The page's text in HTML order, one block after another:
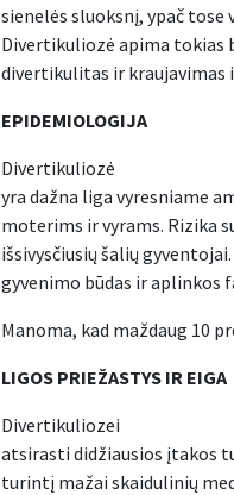
sienelės sluoksnį, ypač tose
Divertikuliozė apima tokias
divertikulitas ir kraujavimas
EPIDEMIOLOGIJA
Divertikuliozė
yra dažna liga vyresniame
moterims ir vyrams. Rizika
išsivysčiusių šalių
gyvenimo būdas ir aplinkos
Manoma, kad maždaug 10
LIGOS PRIEŽASTYS IR EIGA
Divertikuliozei
atsirasti didžiausios įtakos
turintį mažai skaidulinių